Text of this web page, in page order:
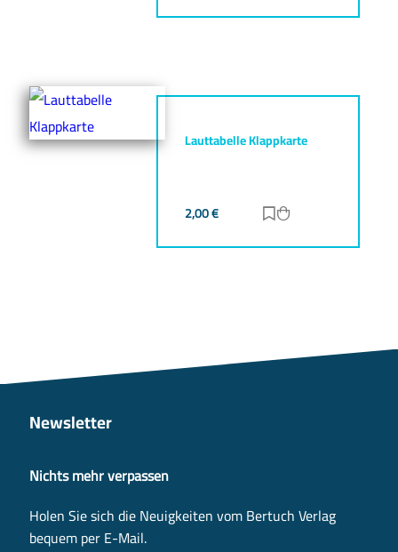
Lauttabelle Klappkarte
2,00€ Zur Merkliste
Newsletter
Nichts mehr verpassen
Holen Sie sich die Neuigkeiten vom Bertuch Verlag
bequem per E-Mail.